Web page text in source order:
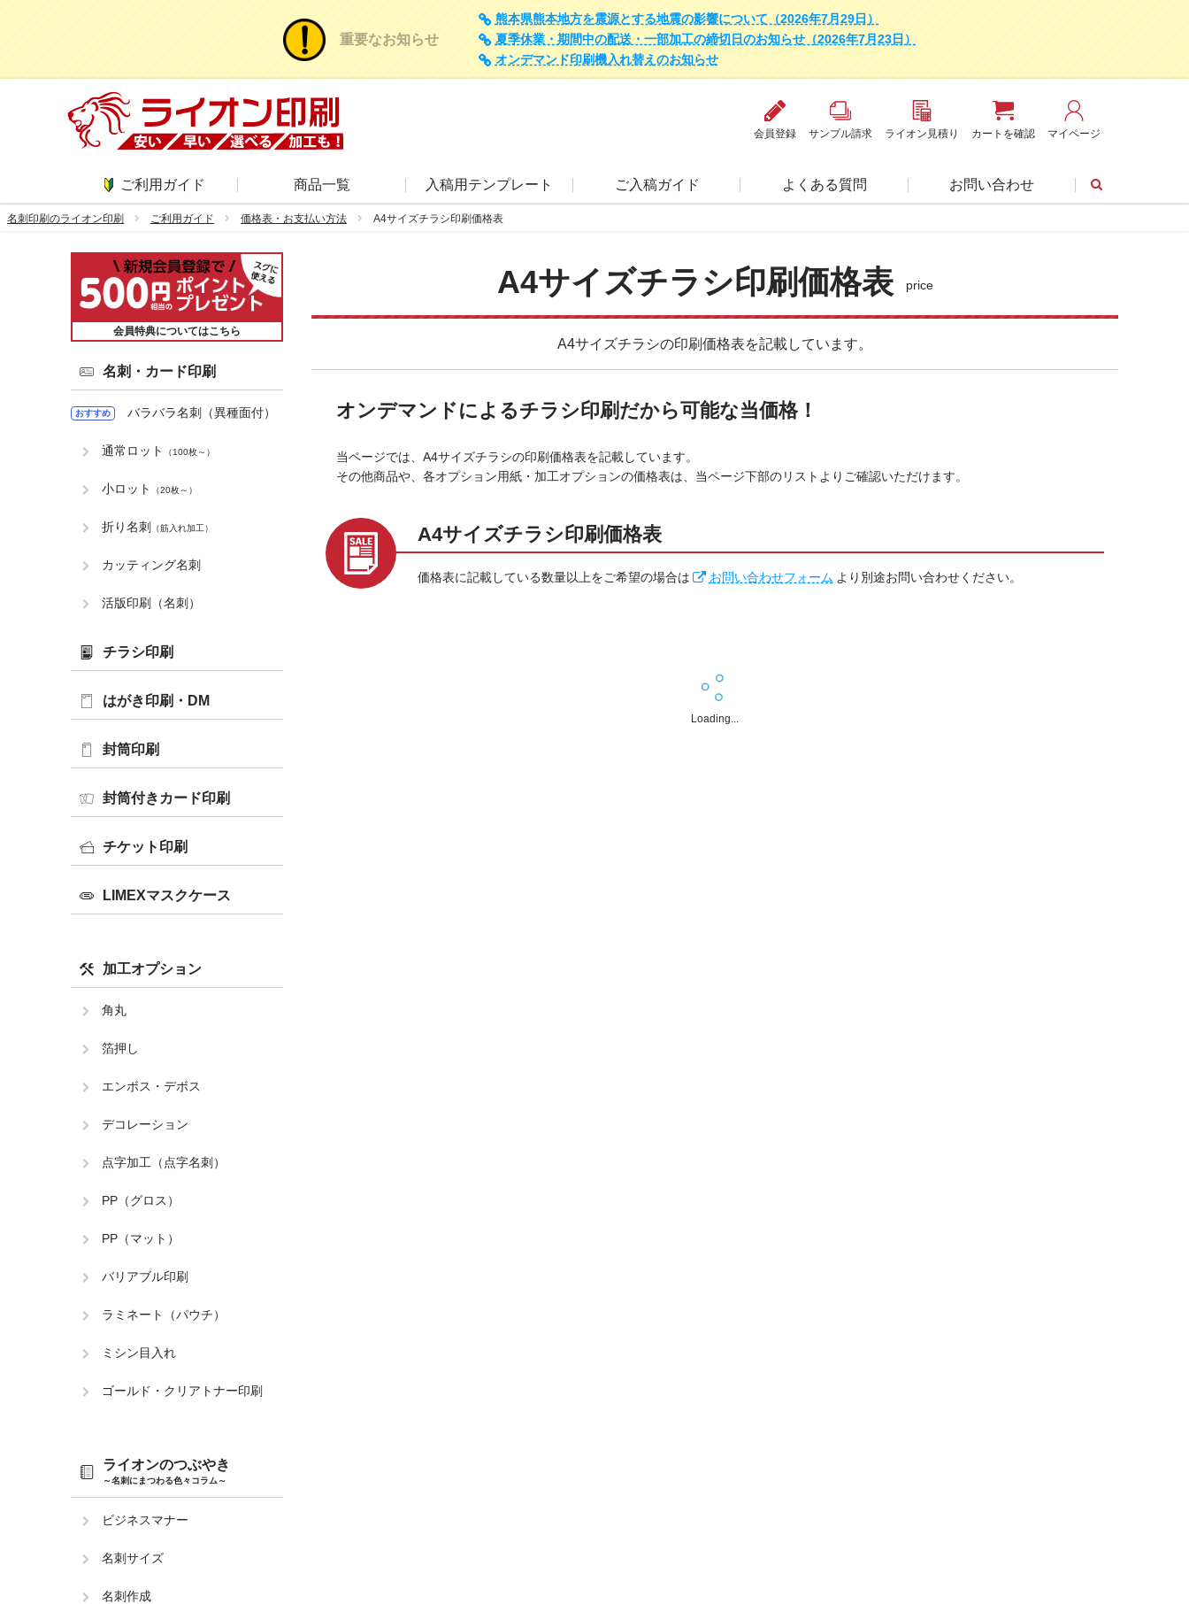
重要なお知らせ
熊本県熊本地方を震源とする地震の影響について（2026年7月29日）
夏季休業・期間中の配送・一部加工の締切日のお知らせ（2026年7月23日）
オンデマンド印刷機入れ替えのお知らせ
会員登録 サンプル請求 ライオン見積り カートを確認 マイページ
ご利用ガイド 商品一覧 入稿用テンプレート ご入稿ガイド よくある質問 お問い合わせ
名刺印刷のライオン印刷 ご利用ガイド 価格表・お支払い方法 A4サイズチラシ印刷価格表
A4サイズチラシ印刷価格表 price
A4サイズチラシの印刷価格表を記載しています。
オンデマンドによるチラシ印刷だから可能な当価格！
当ページでは、A4サイズチラシの印刷価格表を記載しています。
その他商品や、各オプション用紙・加工オプションの価格表は、当ページ下部のリストよりご確認いただけます。
A4サイズチラシ印刷価格表
価格表に記載している数量以上をご希望の場合は お問い合わせフォーム より別途お問い合わせください。
Loading...
会員特典についてはこちら
名刺・カード印刷
おすすめ バラバラ名刺（異種面付）
通常ロット （100枚～）
小ロット （20枚～）
折り名刺 （筋入れ加工）
カッティング名刺
活版印刷（名刺）
チラシ印刷
はがき印刷・DM
封筒印刷
封筒付きカード印刷
チケット印刷
LIMEXマスクケース
加工オプション
角丸
箔押し
エンボス・デボス
デコレーション
点字加工（点字名刺）
PP（グロス）
PP（マット）
バリアブル印刷
ラミネート（パウチ）
ミシン目入れ
ゴールド・クリアトナー印刷
ライオンのつぶやき
～名刺にまつわる色々コラム～
ビジネスマナー
名刺サイズ
名刺作成